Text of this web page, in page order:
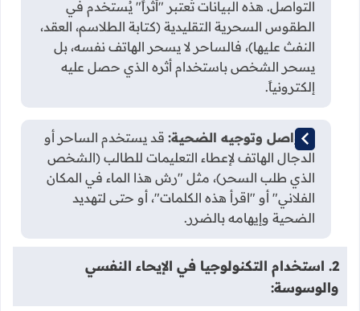
التواصل. هذه البيانات تُعتبر "أثراً" يُستخدم في
الطقوس السحرية التقليدية (كتابة الطلاسم، العقد،
النفث عليها)، فالساحر لا يسحر الهاتف نفسه، بل
يسحر الشخص باستخدام أثره الذي حصل عليه
إلكترونياً.
التواصل وتوجيه الضحية: قد يستخدم الساحر أو
الدجال الهاتف لإعطاء التعليمات للطالب (الشخص
الذي طلب السحر)، مثل "رش هذا الماء في المكان
الفلاني" أو "اقرأ هذه الكلمات"، أو حتى لتهديد
الضحية وإيهامه بالضرر.
2. استخدام التكنولوجيا في الإيحاء النفسي
والوسوسة: